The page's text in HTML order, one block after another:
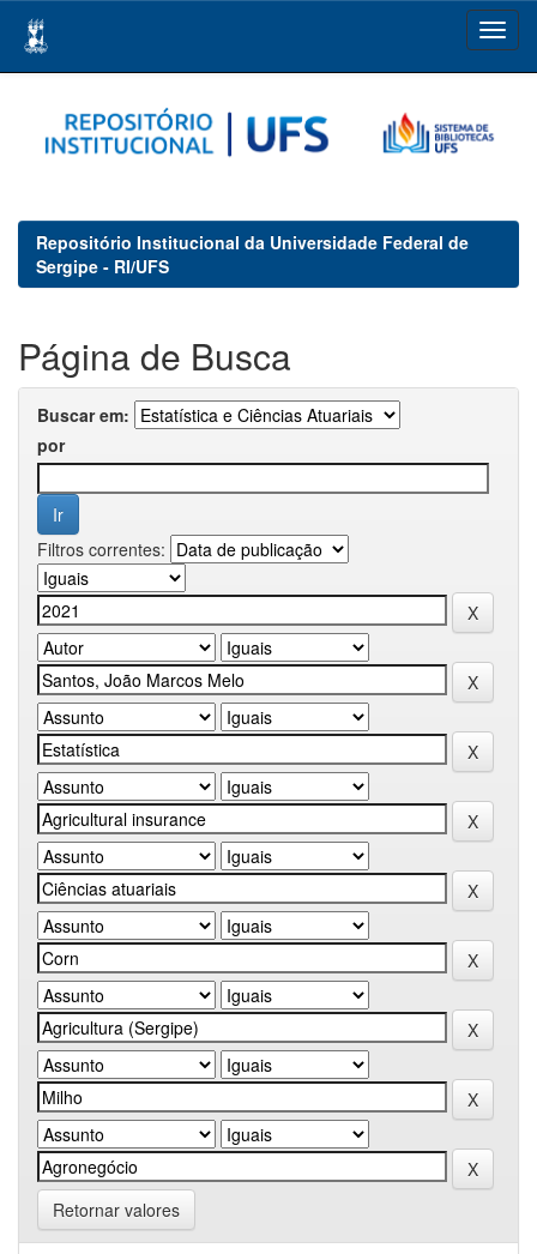
navigation
Repositório Institucional da Universidade Federal de
Sergipe - RI/UFS
Página de Busca
Buscar em:
por
Filtros correntes:
Retornar valores